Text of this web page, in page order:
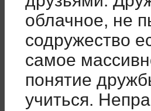
облачное, не
содружество
самое
понятие
учиться.